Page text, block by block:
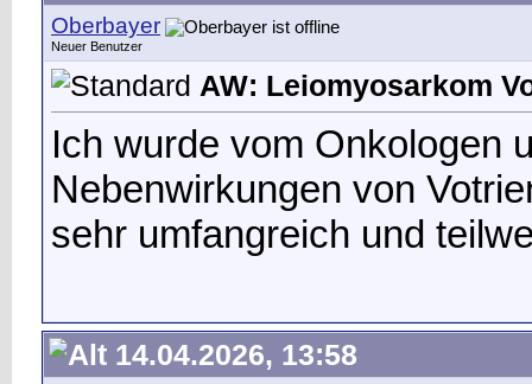
Oberbayer
Neuer Benutzer
AW: Leiomyosarkom
Ich wurde vom Onkologen
Nebenwirkungen von
sehr umfangreich und
14.04.2026, 13:58